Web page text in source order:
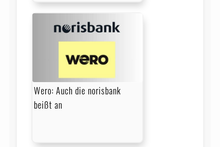
Wero: Auch die norisbank
beißt an